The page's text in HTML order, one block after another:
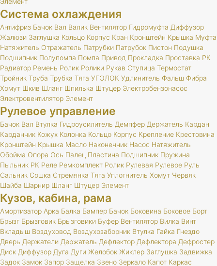
Система охлаждения
Антифриз Бачок Вал Валик Вентилятор Гидромуфта Диффузор
Жалюзи Заглушка Кольцо Корпус Кран Кронштейн Крышка Муфта
Натяжитель Отражатель Патрубки Патрубок Пистон Подушка
Подшипник Полупомпа Помпа Привод Прокладка Проставка РК
Радиатор Ремень Ролик Ролики Рукав Ступица Термостат
Тройник Труба Трубка Тяга УГОЛОК Удлинитель Фальш Фибра
Хомут Шкив Шланг Шпилька Штуцер Электробензонасос
Электровентилятор Элемент
Рулевое управление
Бачок Вал Втулка Гидроусилитель Демпфер Держатель Кардан
Карданчик Кожух Колонка Кольцо Корпус Крепление Крестовина
Кронштейн Крышка Масло Наконечник Насос Натяжитель
Обойма Опора Ось Палец Пластина Подшипник Пружина
Пыльник РК Реле Ремкомплект Ролик Рулевая Рулевое Руль
Сальник Сошка Стремянка Тяга Уплотнитель Хомут Червяк
Шайба Шарнир Шланг Штуцер Элемент
Кузов, кабина, рама
Амортизатор Арка Балка Бампер Бачок Боковина Боковое Борт
Брызг Брызговик Брызговики Буфер Вентилятор Вилка Винт
Вкладыш Воздуховод Воздухозаборник Втулка Гайка Гнездо
Дверь Держатели Держатель Дефлектор Дефлектора Дефростер
Диск Диффузор Дуга Дуги Желобок Жиклер Заглушка Задвижка
Задок Замок Запор Защелка Звено Зеркало Капот Каркас